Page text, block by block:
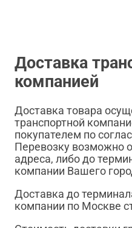
Доставка
компанией
Доставка товара
транспортной
покупателем по
Перевозку возможно
адреса, либо до
компании Вашего
Доставка до
компании по Москве